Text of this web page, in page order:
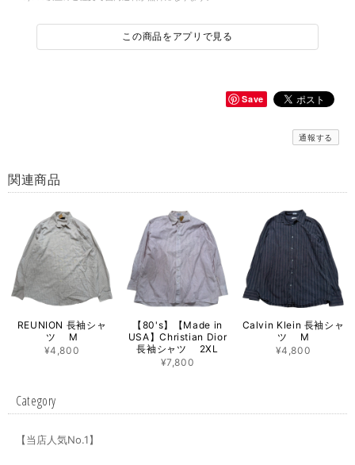
この商品をアプリで見る
Save
通報する
関連商品
REUNION 長袖シャ
ツ M
¥4,800
【80's】【Made in
USA】Christian Dior
長袖シャツ 2XL
¥7,800
Calvin Klein 長袖シャ
ツ M
¥4,800
Category
【当店人気No.1】